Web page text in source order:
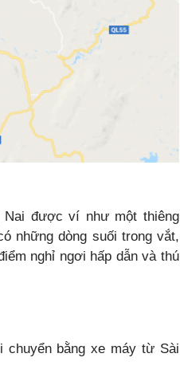
Nai được ví như một thiêng
những dòng suối trong vắt,
nghỉ ngơi hấp dẫn và thú
chuyển bằng xe máy từ Sài